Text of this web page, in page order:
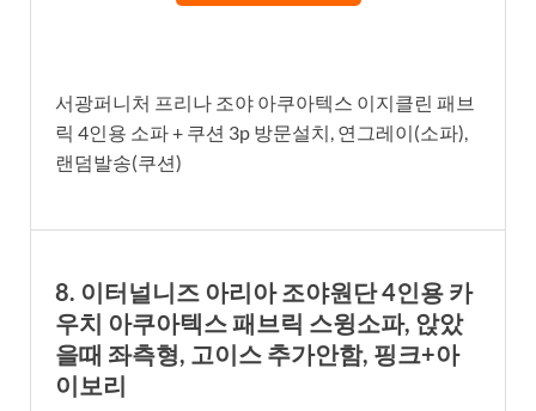
서광퍼니처 프리나 조야 아쿠아텍스 이지클린 패브
릭 4인용 소파 + 쿠션 3p 방문설치, 연그레이(소파),
랜덤발송(쿠션)
8. 이터널니즈 아리아 조야원단 4인용 카
우치 아쿠아텍스 패브릭 스윙소파, 앉았
을때 좌측형, 고이스 추가안함, 핑크+아
이보리